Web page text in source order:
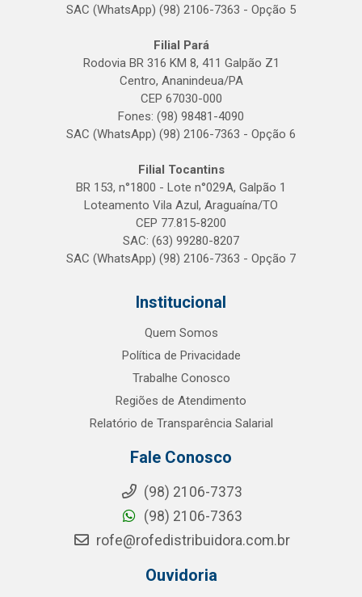
SAC (WhatsApp) (98) 2106-7363 - Opção 5
Filial Pará
Rodovia BR 316 KM 8, 411 Galpão Z1
Centro, Ananindeua/PA
CEP 67030-000
Fones: (98) 98481-4090
SAC (WhatsApp) (98) 2106-7363 - Opção 6
Filial Tocantins
BR 153, n°1800 - Lote n°029A, Galpão 1
Loteamento Vila Azul, Araguaína/TO
CEP 77.815-8200
SAC: (63) 99280-8207
SAC (WhatsApp) (98) 2106-7363 - Opção 7
Institucional
Quem Somos
Política de Privacidade
Trabalhe Conosco
Regiões de Atendimento
Relatório de Transparência Salarial
Fale Conosco
(98) 2106-7373
(98) 2106-7363
rofe@rofedistribuidora.com.br
Ouvidoria